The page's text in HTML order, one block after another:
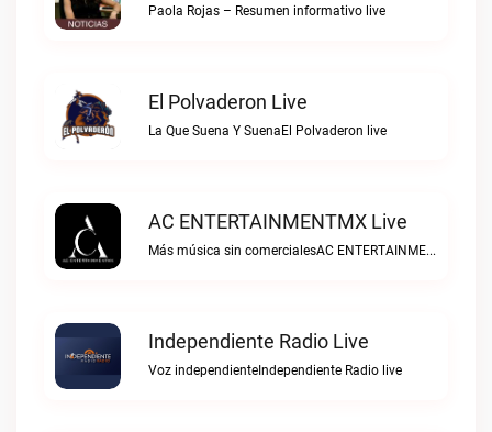
Paola Rojas – Resumen informativo live
El Polvaderon Live
La Que Suena Y SuenaEl Polvaderon live
AC ENTERTAINMENTMX Live
Más música sin comercialesAC ENTERTAINMENTMX live
Independiente Radio Live
Voz independienteIndependiente Radio live